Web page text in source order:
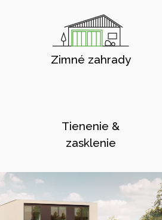
Zimné zahrady
Tienenie &
zasklenie